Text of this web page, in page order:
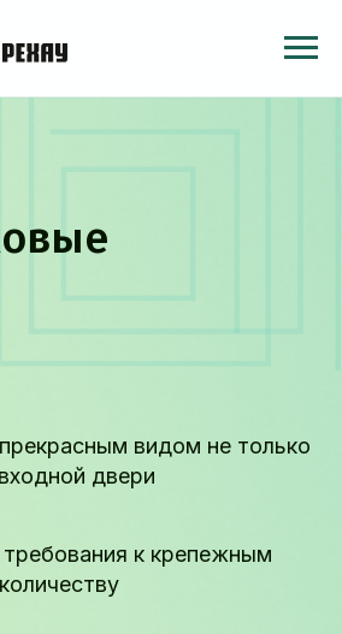
видом не только
двери
к крепежным